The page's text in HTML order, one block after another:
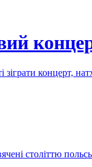
концерт,
століттю